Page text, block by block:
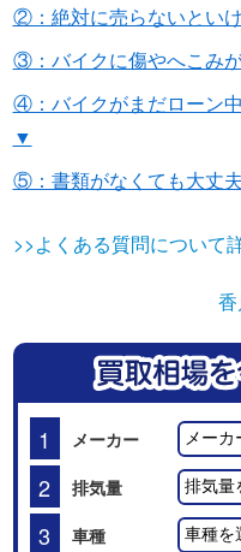
②：絶対に売らないとい
③：バイクに傷やへこみ
④：バイクがまだローン
▼
⑤：書類がなくても大丈
>>よくある質問について
1 メーカー
2 排気量
3 車種